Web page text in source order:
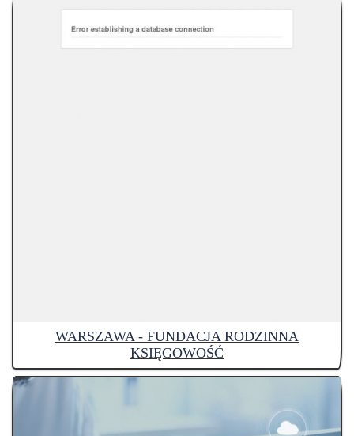
WARSZAWA - FUNDACJA RODZINNA
KSIĘGOWOŚĆ